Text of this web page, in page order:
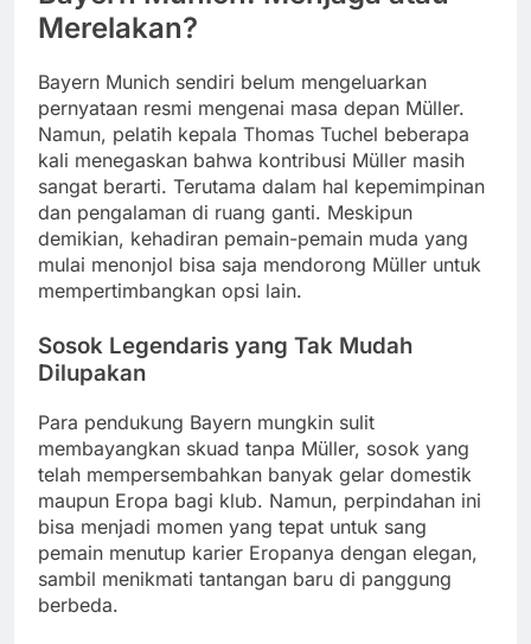
Merelakan?
Bayern Munich sendiri belum mengeluarkan
pernyataan resmi mengenai masa depan Müller.
Namun, pelatih kepala Thomas Tuchel beberapa
kali menegaskan bahwa kontribusi Müller masih
sangat berarti. Terutama dalam hal kepemimpinan
dan pengalaman di ruang ganti. Meskipun
demikian, kehadiran pemain-pemain muda yang
mulai menonjol bisa saja mendorong Müller untuk
mempertimbangkan opsi lain.
Sosok Legendaris yang Tak Mudah
Dilupakan
Para pendukung Bayern mungkin sulit
membayangkan skuad tanpa Müller, sosok yang
telah mempersembahkan banyak gelar domestik
maupun Eropa bagi klub. Namun, perpindahan ini
bisa menjadi momen yang tepat untuk sang
pemain menutup karier Eropanya dengan elegan,
sambil menikmati tantangan baru di panggung
berbeda.